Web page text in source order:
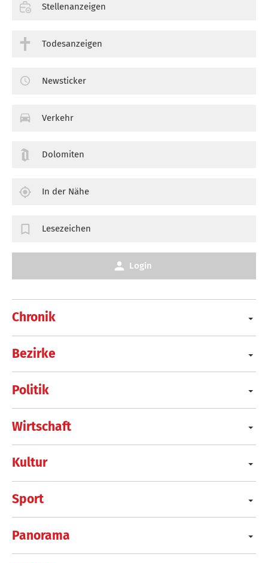
Chronik
Bezirke
Politik
Wirtschaft
Kultur
Sport
Panorama
Stellenanzeigen
Todesanzeigen
Newsticker
Verkehr
Dolomiten
In der Nähe
Lesezeichen
Login